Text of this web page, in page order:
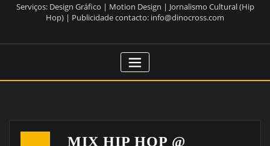
Serviços: Design Gráfico | Motion Design | Jornalismo Cultural (Hip
Hop) | Publicidade contacto: info@dinocross.com
MIX HIP HOP @